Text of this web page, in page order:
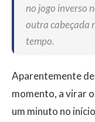
no jogo inverso
outra cabeçada
tempo.
Aparentemente
momento, a virar
um minuto no